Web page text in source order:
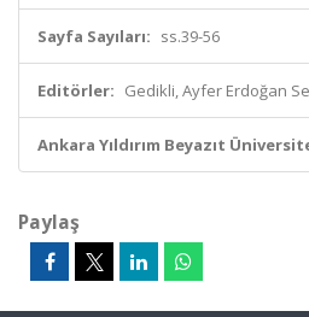
Sayfa Sayıları: ss.39-56
Editörler: Gedikli, Ayfer Erdoğan
Ankara Yıldırım Beyazıt
Paylaş